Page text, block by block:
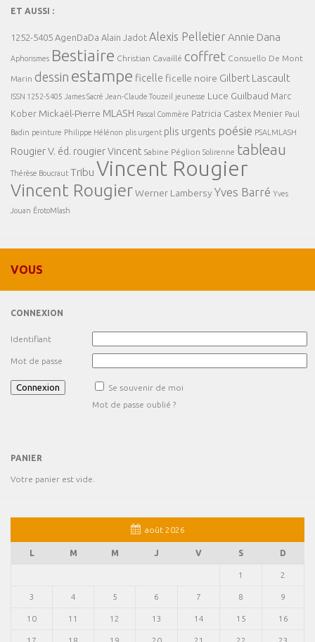
ET AUSSI :
1252-5405 AgenDaDa Alain Jadot Alexis PelletierAnnie Dana
Aphorismes Bestiaire Christian Cavaillé coffret Consuello De Mont
Marin dessin estampe ficelle ficelle noire Gilbert Lascault
ISSN 1252-5405 James Sacré Jean-Claude Touzeil jeunesse Luce Guilbaud Marc
Kober Mickaël-Pierre MLASH Pascal Commère Patricia Castex Menier Paul
Badin peinture Philippe Hélénon plis urgent plis urgents poésie PSALMLASH
Rougier V. éd. rougier Vincent Sabine Péglion Solirenne tableau
Thérèse Boucraut Tribu Vincent Rougier
Vincent RougierWerner Lambersy Yves Barré Yves
Jouan ÉrotoMlash
VOUS
CONNEXION
Identifiant
Mot de passe
Se souvenir de moi
Mot de passe oublié ?
PANIER
Votre panier est vide.
août 2026
L M M J V S D
1 2
3 4 5 6 7 8 9
10 11 12 13 14 15 16